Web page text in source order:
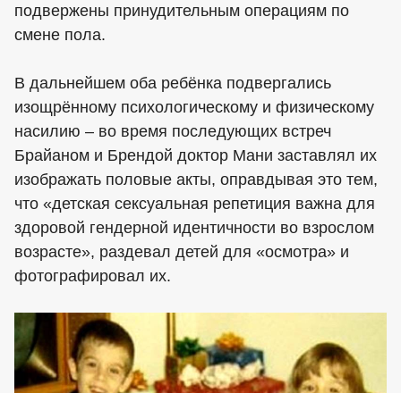
подвержены принудительным операциям по
смене пола.
В дальнейшем оба ребёнка подвергались
изощрённому психологическому и физическому
насилию – во время последующих встреч
Брайаном и Брендой доктор Мани заставлял их
изображать половые акты, оправдывая это тем,
что «детская сексуальная репетиция важна для
здоровой гендерной идентичности во взрослом
возрасте», раздевал детей для «осмотра» и
фотографировал их.